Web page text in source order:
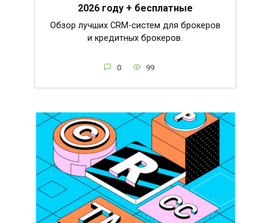
2026 году + бесплатные
Обзор лучших CRM-систем для брокеров
и кредитных брокеров.
0 99